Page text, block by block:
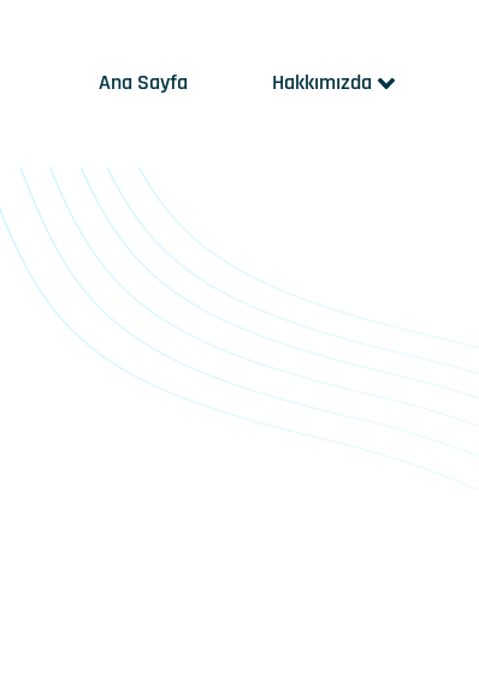
Ana Sayfa Hakkımızda